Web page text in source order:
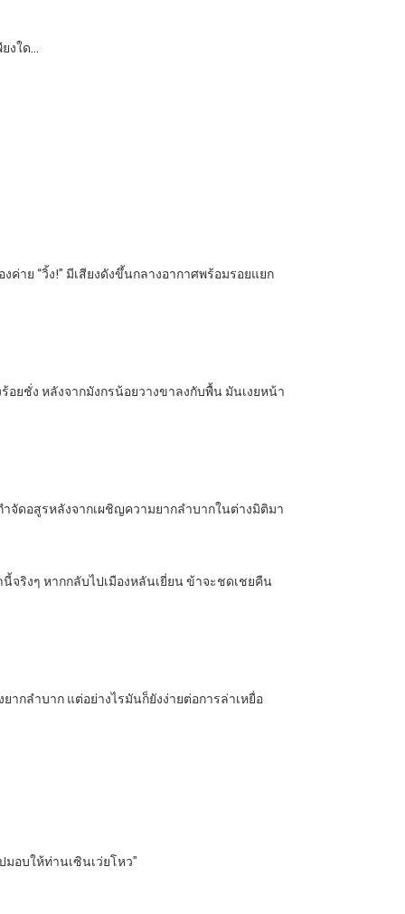
งใด…
ย “วิ้ง!” มีเสียงดังขึ้นกลางอากาศพร้อมรอยแยก
ยชั่ง หลังจากมังกรน้อยวางขาลงกับพื้น มันเงยหน้า
จัดอสูรหลังจากเผชิญความยากลำบากในต่างมิติมา
จริงๆ หากกลับไปเมืองหลันเยี่ยน ข้าจะชดเชยคืน
กลำบาก แต่อย่างไรมันก็ยังง่ายต่อการล่าเหยื่อ
อบให้ท่านเซินเว่ยโหว”